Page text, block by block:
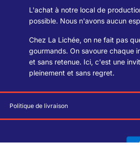
L'achat à notre local de
possible. Nous n'avons aucun
Chez La Lichée, on ne fait pas
gourmands. On savoure chaque
et sans retenue. Ici, c'est une
pleinement et sans regret.
Politique de livraison